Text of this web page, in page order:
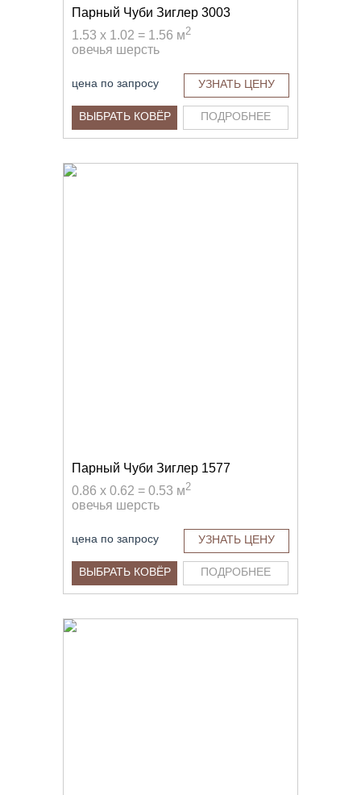
Парный Чуби Зиглер 3003
1.53 x 1.02 = 1.56 м2
овечья шерсть
цена по запросу УЗНАТЬ ЦЕНУ
ВЫБРАТЬ КОВЁР ПОДРОБНЕЕ
Парный Чуби Зиглер 1577
0.86 x 0.62 = 0.53 м2
овечья шерсть
цена по запросу УЗНАТЬ ЦЕНУ
ВЫБРАТЬ КОВЁР ПОДРОБНЕЕ